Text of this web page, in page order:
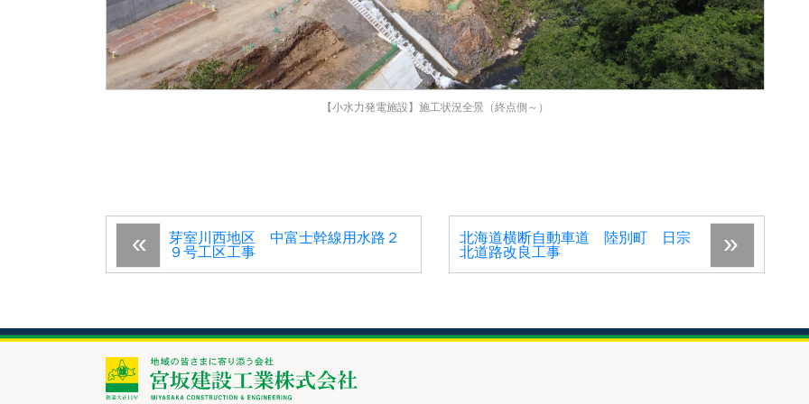
【小水力発電施設】施工状況全景（終点側～）
芽室川西地区 中富士幹線用水路２
９号工区工事
北海道横断自動車道 陸別町 日宗
北道路改良工事